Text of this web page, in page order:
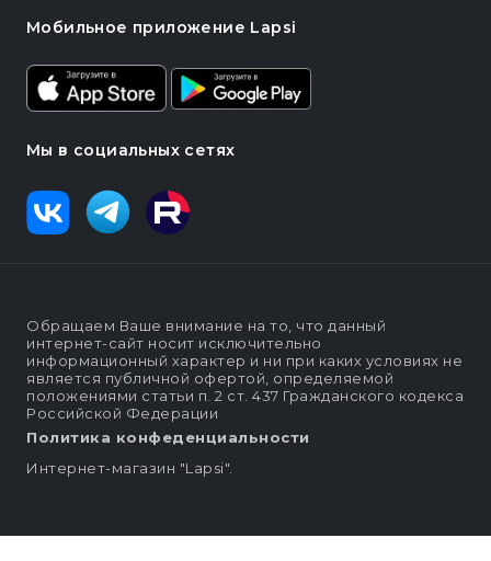
Мобильное приложение Lapsi
Мы в социальных сетях
Обращаем Ваше внимание на то, что данный
интернет-сайт носит исключительно
информационный характер и ни при каких условиях не
является публичной офертой, определяемой
положениями статьи п. 2 ст. 437 Гражданского кодекса
Российской Федерации
Политика конфеденциальности
Интернет-магазин "Lapsi".